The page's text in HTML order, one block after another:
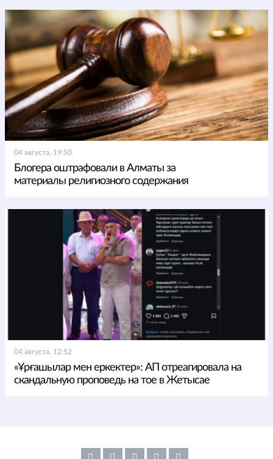
04 августа, 19:50
Блогера оштрафовали в Алматы за
материалы религиозного содержания
04 августа, 12:52
«Ұрғашылар мен еркектер»: АП отреагировала на
скандальную проповедь на тое в Жетысае